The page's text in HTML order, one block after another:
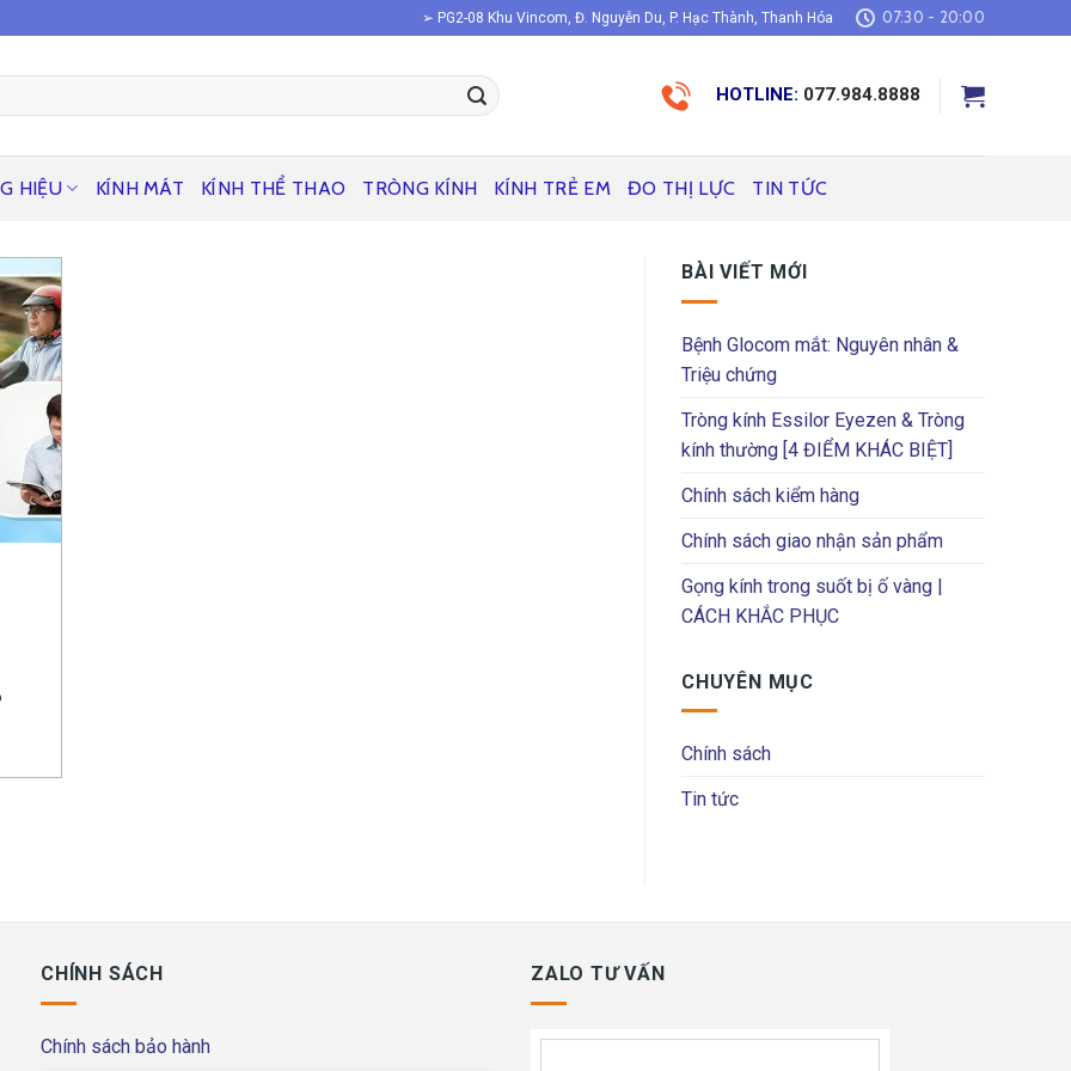
➢ PG2-08 Khu Vincom, Đ. Nguyễn Du, P. Hạc Thành, Thanh Hóa 07:30 - 20:00
HOTLINE: 077.984.8888
HIỆU KÍNH MÁT KÍNH THỂ THAO TRÒNG KÍNH KÍNH TRẺ EM ĐO THỊ LỰC TIN TỨC
BÀI VIẾT MỚI
Bệnh Glocom mắt: Nguyên nhân &
Triệu chứng
Tròng kính Essilor Eyezen & Tròng
kính thường [4 ĐIỂM KHÁC BIỆT]
Chính sách kiểm hàng
Chính sách giao nhận sản phẩm
Gọng kính trong suốt bị ố vàng |
CÁCH KHẮC PHỤC
CHUYÊN MỤC
Chính sách
Tin tức
CHÍNH SÁCH
Chính sách bảo hành
ZALO TƯ VẤN